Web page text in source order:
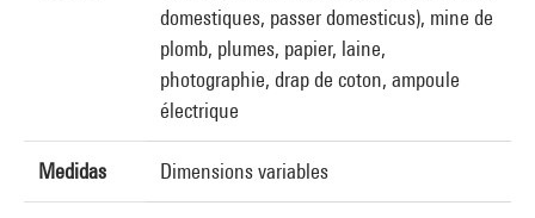
domestiques, passer domesticus), mine de
plomb, plumes, papier, laine,
photographie, drap de coton, ampoule
électrique
Medidas Dimensions variables